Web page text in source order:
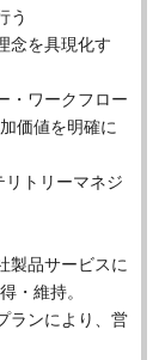
う
念を具現化す
・ワークフロー
価値を明確に
リトリーマネジ
製品サービスに
・維持。
ランにより、営